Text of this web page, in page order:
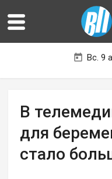
Вс. 9
В
для
стало